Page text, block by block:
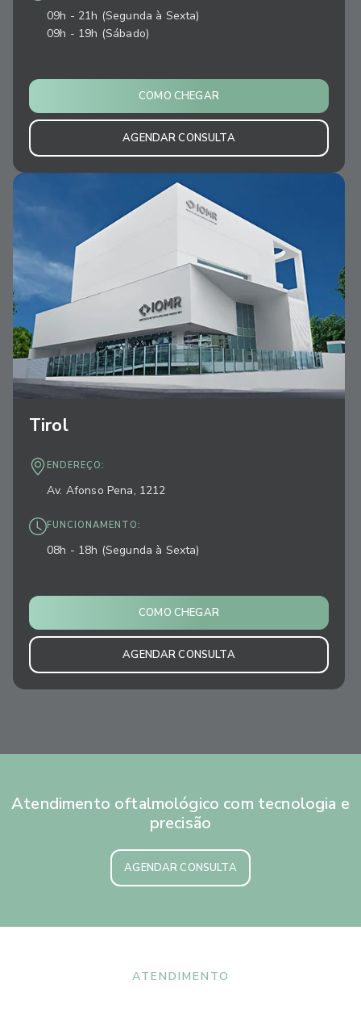
09h - 21h (Segunda à Sexta)
09h - 19h (Sábado)
COMO CHEGAR
AGENDAR CONSULTA
Tirol
ENDEREÇO:
Av. Afonso Pena, 1212
FUNCIONAMENTO:
08h - 18h (Segunda à Sexta)
COMO CHEGAR
AGENDAR CONSULTA
Atendimento oftalmológico com tecnologia e
precisão
AGENDAR CONSULTA
ATENDIMENTO